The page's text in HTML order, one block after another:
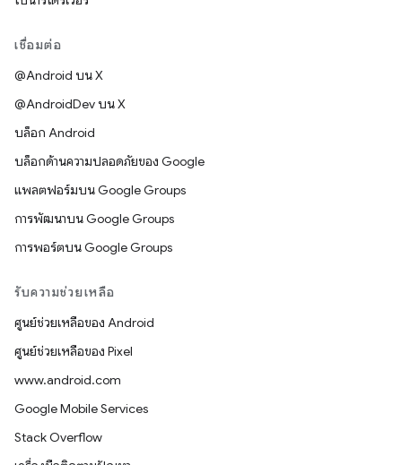
เชื่อมต่อ
@Android บน X
@AndroidDev บน X
บล็อก Android
บล็อกด้านความปลอดภัยของ Google
แพลตฟอร์มบน Google Groups
การพัฒนาบน Google Groups
การพอร์ตบน Google Groups
รับความช่วยเหลือ
ศูนย์ช่วยเหลือของ Android
ศูนย์ช่วยเหลือของ Pixel
www.android.com
Google Mobile Services
Stack Overflow